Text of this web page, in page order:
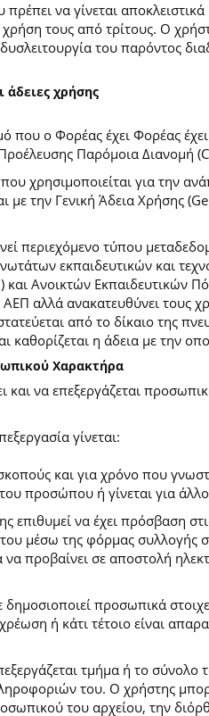
να γίνεται
χρήση τους από τρίτους. Ο
του παρόντος
άδειες χρήσης
ο Φορέας έχει Φορέας έχει
Παρόμοια Διανομή
χρησιμοποιείται για την
με την Γενική Άδεια Χρήσης
περιεχόμενο τύπου
εκπαιδευτικών και
Ανοικτών Εκπαιδευτικών
ΑΕΠ αλλά ανακατευθύνει
από το δίκαιο της
καθορίζεται η άδεια με την
Χαρακτήρα
και να επεξεργάζεται
γίνεται:
και για χρόνο που
προσώπου ή γίνεται για
επιθυμεί να έχει πρόσβαση
του μέσω της φόρμας
προβαίνει σε αποστολή
προσωπικά
ή κάτι τέτοιο είναι
τμήμα ή το σύνολο
του. Ο χρήστης
του αρχείου, την